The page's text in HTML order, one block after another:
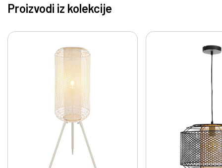
Proizvodi iz kolekcije